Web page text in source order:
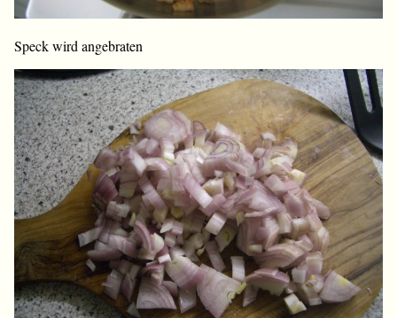
Speck wird angebraten